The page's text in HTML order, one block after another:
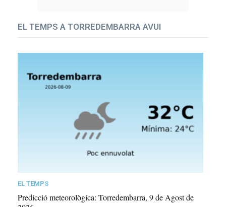
EL TEMPS A TORREDEMBARRA AVUI
EL TEMPS
Predicció meteorològica: Torredembarra, 9 de Agost de